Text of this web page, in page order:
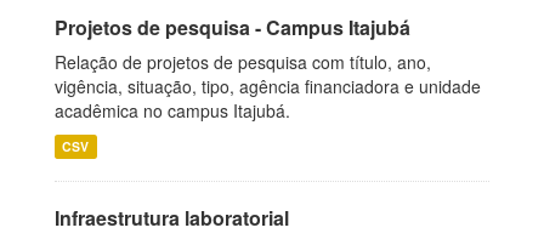
Projetos de pesquisa - Campus Itajubá
Relação de projetos de pesquisa com título, ano,
vigência, situação, tipo, agência financiadora e unidade
acadêmica no campus Itajubá.
CSV
Infraestrutura laboratorial